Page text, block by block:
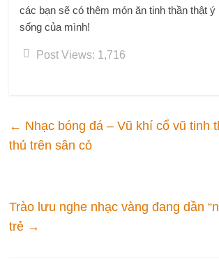
các bạn sẽ có thêm món ăn tinh thần thật
sống của mình!
Post Views: 1,716
← Nhạc bóng đá – Vũ khí cổ vũ tinh
thủ trên sân cỏ
Trào lưu nghe nhạc vàng đang dần
trẻ →